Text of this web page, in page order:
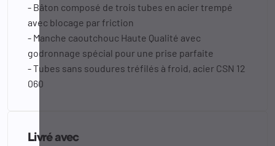
- Bâton composé de trois tubes en acier trempé
avec blocage par friction
- Manche caoutchouc Haute Qualité avec
godronnage spécial pour une prise parfaite
- Tubes sans soudures tréfilés à froid, acier CSN 12
060
Livré avec